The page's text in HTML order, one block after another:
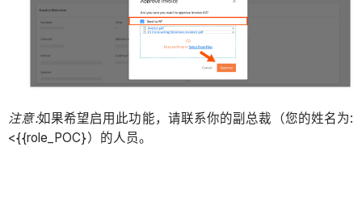
注意:如果希望启用此功能，请联系你的副总裁（您的姓名为:
<{{role_POC}）的人员。